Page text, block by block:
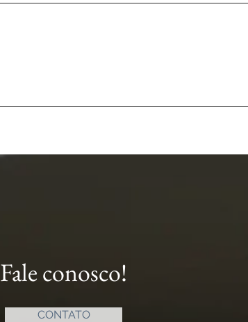
Fale conosco!
CONTATO